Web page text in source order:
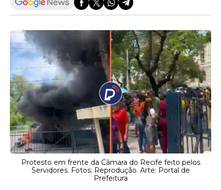
Protesto em frente da Câmara do Recife feito pelos
Servidores. Fotos: Reprodução. Arte: Portal de
Prefeitura